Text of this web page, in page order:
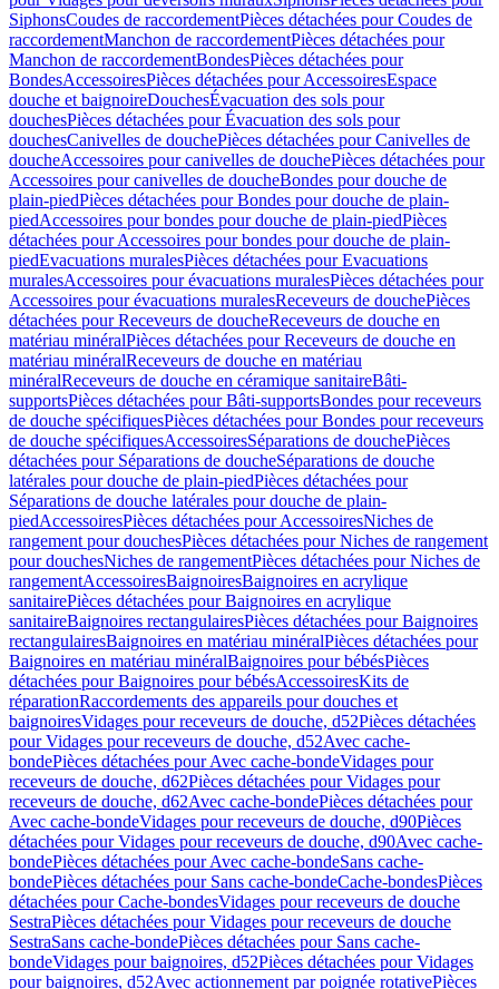
SiphonsCoudes de raccordementPièces détachées pour Coudes de
raccordementManchon de raccordementPièces détachées pour
Manchon de raccordementBondesPièces détachées pour
BondesAccessoiresPièces détachées pour AccessoiresEspace
douche et baignoireDouchesÉvacuation des sols pour
douchesPièces détachées pour Évacuation des sols pour
douchesCanivelles de douchePièces détachées pour Canivelles de
doucheAccessoires pour canivelles de douchePièces détachées pour
Accessoires pour canivelles de doucheBondes pour douche de
plain-piedPièces détachées pour Bondes pour douche de plain-
piedAccessoires pour bondes pour douche de plain-piedPièces
détachées pour Accessoires pour bondes pour douche de plain-
piedEvacuations muralesPièces détachées pour Evacuations
muralesAccessoires pour évacuations muralesPièces détachées pour
Accessoires pour évacuations muralesReceveurs de douchePièces
détachées pour Receveurs de doucheReceveurs de douche en
matériau minéralPièces détachées pour Receveurs de douche en
matériau minéralReceveurs de douche en matériau
minéralReceveurs de douche en céramique sanitaireBâti-
supportsPièces détachées pour Bâti-supportsBondes pour receveurs
de douche spécifiquesPièces détachées pour Bondes pour receveurs
de douche spécifiquesAccessoiresSéparations de douchePièces
détachées pour Séparations de doucheSéparations de douche
latérales pour douche de plain-piedPièces détachées pour
Séparations de douche latérales pour douche de plain-
piedAccessoiresPièces détachées pour AccessoiresNiches de
rangement pour douchesPièces détachées pour Niches de rangement
pour douchesNiches de rangementPièces détachées pour Niches de
rangementAccessoiresBaignoiresBaignoires en acrylique
sanitairePièces détachées pour Baignoires en acrylique
sanitaireBaignoires rectangulairesPièces détachées pour Baignoires
rectangulairesBaignoires en matériau minéralPièces détachées pour
Baignoires en matériau minéralBaignoires pour bébésPièces
détachées pour Baignoires pour bébésAccessoiresKits de
réparationRaccordements des appareils pour douches et
baignoiresVidages pour receveurs de douche, d52Pièces détachées
pour Vidages pour receveurs de douche, d52Avec cache-
bondePièces détachées pour Avec cache-bondeVidages pour
receveurs de douche, d62Pièces détachées pour Vidages pour
receveurs de douche, d62Avec cache-bondePièces détachées pour
Avec cache-bondeVidages pour receveurs de douche, d90Pièces
détachées pour Vidages pour receveurs de douche, d90Avec cache-
bondePièces détachées pour Avec cache-bondeSans cache-
bondePièces détachées pour Sans cache-bondeCache-bondesPièces
détachées pour Cache-bondesVidages pour receveurs de douche
SestraPièces détachées pour Vidages pour receveurs de douche
SestraSans cache-bondePièces détachées pour Sans cache-
bondeVidages pour baignoires, d52Pièces détachées pour Vidages
pour baignoires, d52Avec actionnement par poignée rotativePièces